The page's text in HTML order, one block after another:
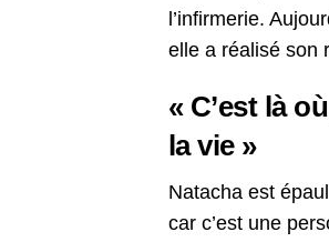
l’infirmerie.
elle a réalisé son
« C’est là
la vie »
Natacha est
car c’est une